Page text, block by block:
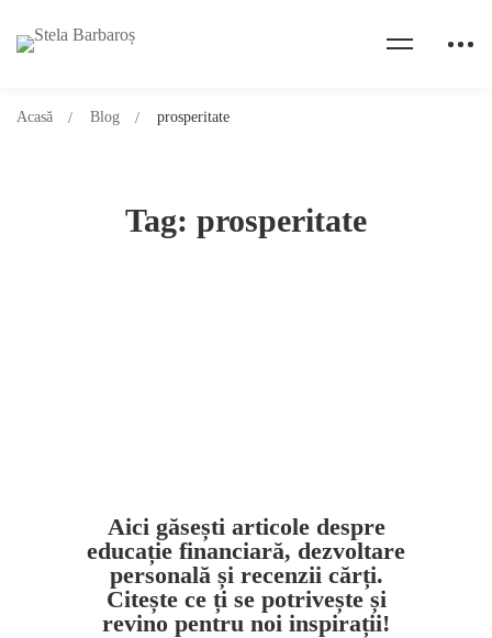
Tag: prosperitate
Acasă Blog prosperitate
Aici găsești articole despre
educație financiară, dezvoltare
personală și recenzii cărți.
Citește ce ți se potrivește și
revino pentru noi inspirații!